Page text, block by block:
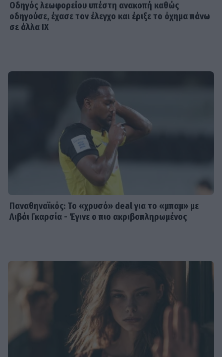
Οδηγός λεωφορείου υπέστη ανακοπή καθώς
οδηγούσε, έχασε τον έλεγχο και έριξε το όχημα πάνω
σε άλλα ΙΧ
Παναθηναϊκός: Το «χρυσό» deal για το «μπαμ» με
Λιβάι Γκαρσία - Έγινε ο πιο ακριβοπληρωμένος